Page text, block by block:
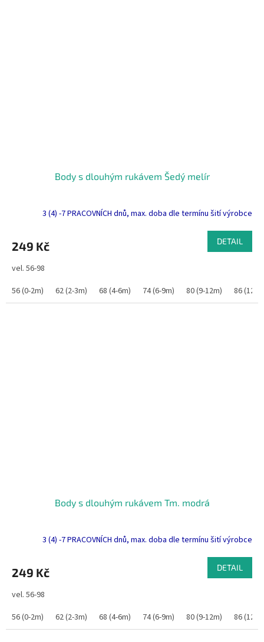
Body s dlouhým rukávem Šedý melír
3 (4) -7 PRACOVNÍCH dnů, max. doba dle termínu šití výrobce
249 Kč DETAIL
vel. 56-98
56 (0-2m)
62 (2-3m) 68 (4-6m) 74 (6-9m) 80 (9-12m) 86 (12-
Body s dlouhým rukávem Tm. modrá
3 (4) -7 PRACOVNÍCH dnů, max. doba dle termínu šití výrobce
249 Kč DETAIL
vel. 56-98
56 (0-2m)
62 (2-3m) 68 (4-6m) 74 (6-9m) 80 (9-12m) 86 (12-